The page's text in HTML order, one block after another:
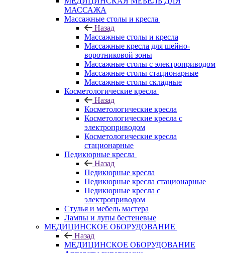
МАССАЖА
Массажные столы и кресла
Назад
Массажные столы и кресла
Массажные кресла для шейно-
воротниковой зоны
Массажные столы с электроприводом
Массажные столы стационарные
Массажные столы складные
Косметологические кресла
Назад
Косметологические кресла
Косметологические кресла с
электроприводом
Косметологические кресла
стационарные
Педикюрные кресла
Назад
Педикюрные кресла
Педикюрные кресла стационарные
Педикюрные кресла с
электроприводом
Стулья и мебель мастера
Лампы и лупы бестеневые
МЕДИЦИНСКОЕ ОБОРУДОВАНИЕ
Назад
МЕДИЦИНСКОЕ ОБОРУДОВАНИЕ